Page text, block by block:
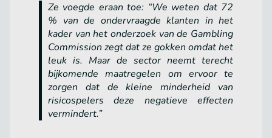
Ze voegde eraan toe: “We weten dat 72
% van de ondervraagde klanten in het
kader van het onderzoek van de Gambling
Commission zegt dat ze gokken omdat het
leuk is. Maar de sector neemt terecht
bijkomende maatregelen om ervoor te
zorgen dat de kleine minderheid van
risicospelers deze negatieve effecten
vermindert.”